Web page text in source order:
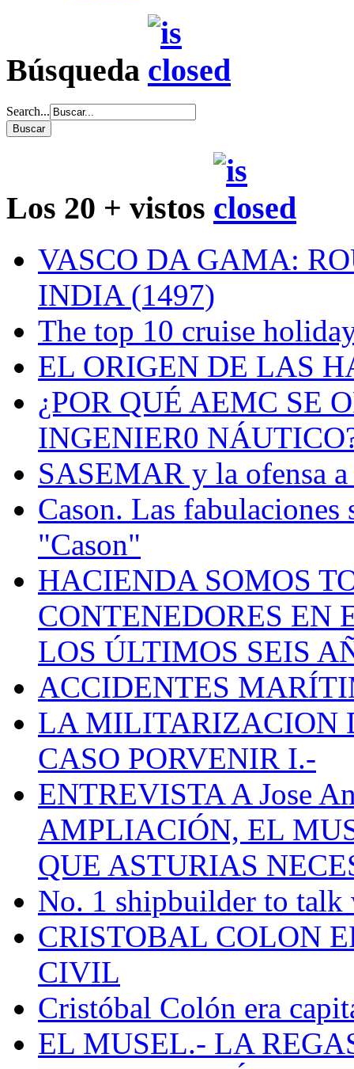
Búsqueda
Search...
Los 20 + vistos
VASCO DA GAMA:
INDIA (1497)
The top 10 cruise
EL ORIGEN DE LAS
¿POR QUÉ AEMC SE
INGENIER0
SASEMAR y la ofensa a
Cason. Las fabulaciones
"Cason"
HACIENDA SOMOS
CONTENEDORES EN
LOS ÚLTIMOS SEIS
ACCIDENTES
LA MILITARIZACION
CASO PORVENIR I.-
ENTREVISTA A Jose
AMPLIACIÓN, EL
QUE ASTURIAS
No. 1 shipbuilder to talk
CRISTOBAL COLON
CIVIL
Cristóbal Colón era
EL MUSEL.- LA